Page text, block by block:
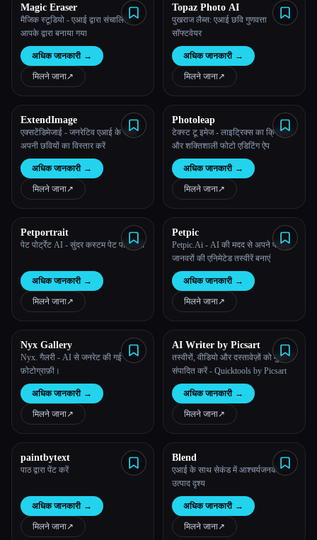
Magic Eraser
मैजिक स्टूडियो - एआई द्वारा संचालित,
आपके द्वारा बनाया गया
अधिक जानकारी →
मिलने जाना↗︎
Topaz Photo AI
पुखराज लैब्स: एआई छवि गुणवत्ता
सॉफ्टवेयर
अधिक जानकारी →
मिलने जाना↗︎
ExtendImage
एक्सटेंडिमेजाई - जनरेटिव एआई के साथ
अपनी छवियों का विस्तार करें
अधिक जानकारी →
मिलने जाना↗︎
Photoleap
टेक्स्ट टू इमेज - लाइट्रिक्स का क्रिएटिव
और शक्तिशाली फोटो एडिटिंग ऐप
अधिक जानकारी →
मिलने जाना↗︎
Petportrait
पेट पोर्ट्रेट AI - सुंदर कस्टम पेट पोर्ट्रेट्स
अधिक जानकारी →
मिलने जाना↗︎
Petpic
Petpic.Ai - AI की मदद से अपने पालतू
जानवरों की एनिमेटेड तस्वीरें बनाएं
अधिक जानकारी →
मिलने जाना↗︎
Nyx Gallery
Nyx. गैलरी - AI से जनरेट की गई
फ़ोटोग्राफ़ी।
अधिक जानकारी →
मिलने जाना↗︎
AI Writer by Picsart
तस्वीरों, वीडियो और दस्तावेज़ों को मुफ़्त में
संपादित करें - Quicktools by Picsart
अधिक जानकारी →
मिलने जाना↗︎
paintbytext
पाठ द्वारा पेंट करें
अधिक जानकारी →
मिलने जाना↗︎
Blend
एआई के साथ सेकंड में आश्चर्यजनक
उत्पाद दृश्य
अधिक जानकारी →
मिलने जाना↗︎